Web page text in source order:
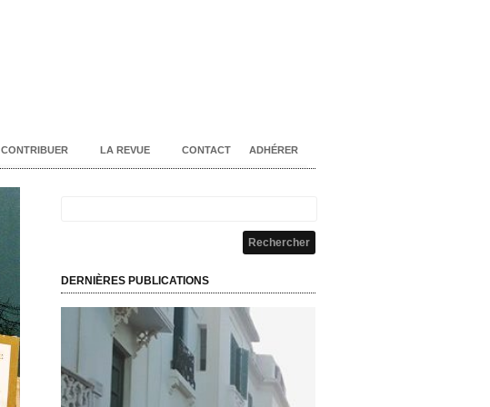
CONTRIBUER LA REVUE CONTACT ADHÉRER
DERNIÈRES PUBLICATIONS